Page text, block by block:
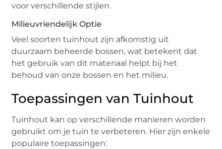
voor verschillende stijlen.
Milieuvriendelijk Optie
Veel soorten tuinhout zijn afkomstig uit
duurzaam beheerde bossen, wat betekent dat
het gebruik van dit materiaal helpt bij het
behoud van onze bossen en het milieu.
Toepassingen van Tuinhout
Tuinhout kan op verschillende manieren worden
gebruikt om je tuin te verbeteren. Hier zijn enkele
populaire toepassingen: